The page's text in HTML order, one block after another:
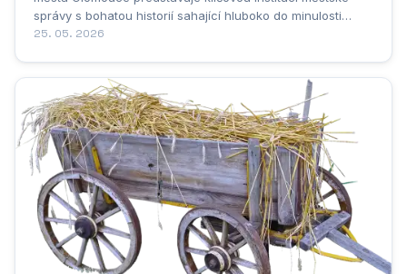
správy s bohatou historií sahající hluboko do minulosti
moravského regionu. Vznik této organizace je úzce spjat s
25. 05. 2026